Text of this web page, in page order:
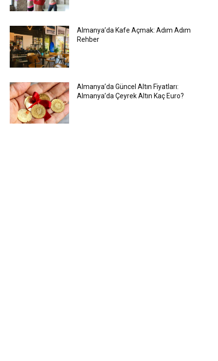
Almanya’da Kafe Açmak: Adım Adım
Rehber
Almanya’da Güncel Altın Fiyatları:
Almanya’da Çeyrek Altın Kaç Euro?